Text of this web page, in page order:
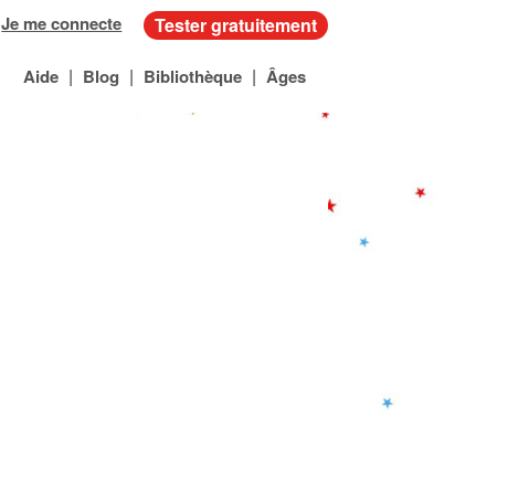
Je me connecte Tester gratuitement
Aide | Blog | Bibliothèque | Âges